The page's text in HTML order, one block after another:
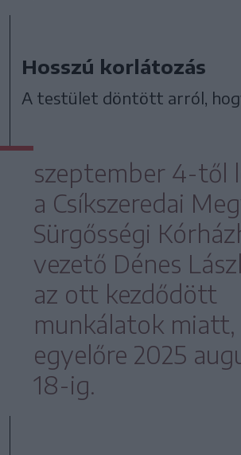
Hosszú korlátozás
A testület döntött arról,
szeptember 4-től
a Csíkszeredai
Sürgősségi
vezető Dénes
az ott kezdődött
munkálatok miatt,
egyelőre 2025
18-ig.